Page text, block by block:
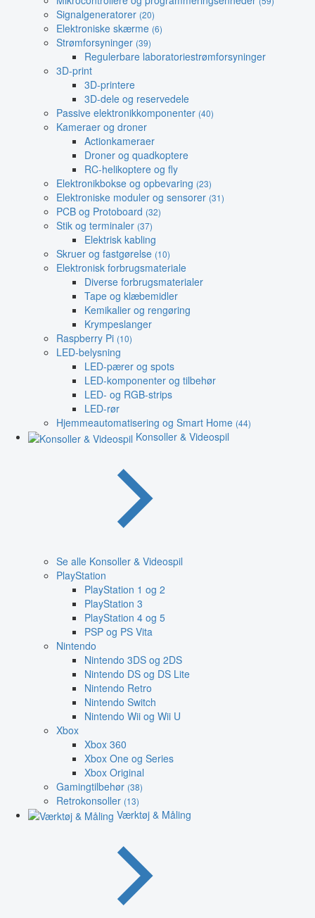
Signalgeneratorer (20)
Elektroniske skærme (6)
Strømforsyninger (39)
Regulerbare laboratoriestrømforsyninger
3D-print
3D-printere
3D-dele og reservedele
Passive elektronikkomponenter (40)
Kameraer og droner
Actionkameraer
Droner og quadkoptere
RC-helikoptere og fly
Elektronikbokse og opbevaring (23)
Elektroniske moduler og sensorer (31)
PCB og Protoboard (32)
Stik og terminaler (37)
Elektrisk kabling
Skruer og fastgørelse (10)
Elektronisk forbrugsmateriale
Diverse forbrugsmaterialer
Tape og klæbemidler
Kemikalier og rengøring
Krympeslanger
Raspberry Pi (10)
LED-belysning
LED-pærer og spots
LED-komponenter og tilbehør
LED- og RGB-strips
LED-rør
Hjemmeautomatisering og Smart Home (44)
Konsoller & Videospil
Se alle Konsoller & Videospil
PlayStation
PlayStation 1 og 2
PlayStation 3
PlayStation 4 og 5
PSP og PS Vita
Nintendo
Nintendo 3DS og 2DS
Nintendo DS og DS Lite
Nintendo Retro
Nintendo Switch
Nintendo Wii og Wii U
Xbox
Xbox 360
Xbox One og Series
Xbox Original
Gamingtilbehør (38)
Retrokonsoller (13)
Værktøj & Måling